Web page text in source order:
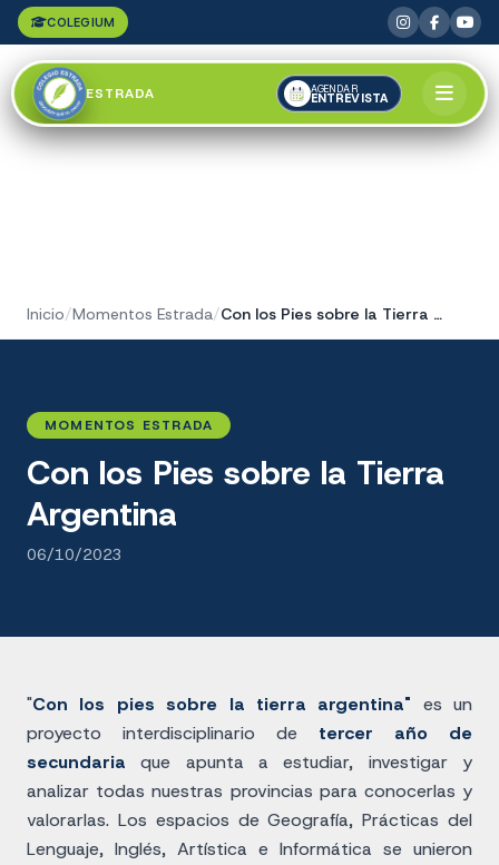
COLEGIUM
ESTRADA AGENDAR
ENTREVISTA
Inicio/Momentos Estrada/ Con los Pies sobre la Tierra Argentina
MOMENTOS ESTRADA
Con los Pies sobre la Tierra
Argentina
06/10/2023
"Con los pies sobre la tierra argentina" es un
proyecto interdisciplinario de tercer año de
secundaria que apunta a estudiar, investigar y
analizar todas nuestras provincias para conocerlas y
valorarlas. Los espacios de Geografía, Prácticas del
Lenguaje, Inglés, Artística e Informática se unieron